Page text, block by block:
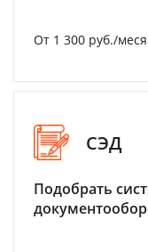
От 1 300 руб./
СЭД
Подобрать